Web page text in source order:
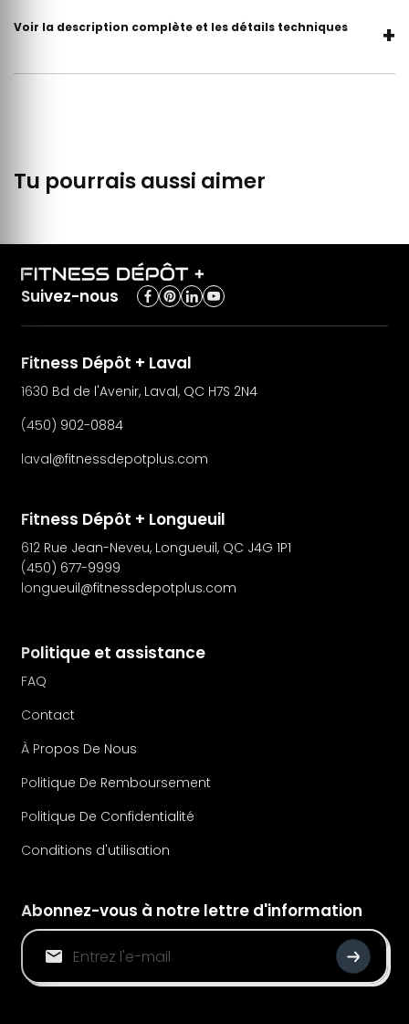
Voir la description complète et les détails techniques +
Tu pourrais aussi aimer
Suivez-nous
Fitness Dépôt + Laval
1630 Bd de l'Avenir, Laval, QC H7S 2N4
(450) 902-0884
laval@fitnessdepotplus.com
Fitness Dépôt + Longueuil
612 Rue Jean-Neveu, Longueuil, QC J4G 1P1
(450) 677-9999
longueuil@fitnessdepotplus.com
Politique et assistance
FAQ
Contact
À Propos De Nous
Politique De Remboursement
Politique De Confidentialité
Conditions d'utilisation
Abonnez-vous à notre lettre d'information